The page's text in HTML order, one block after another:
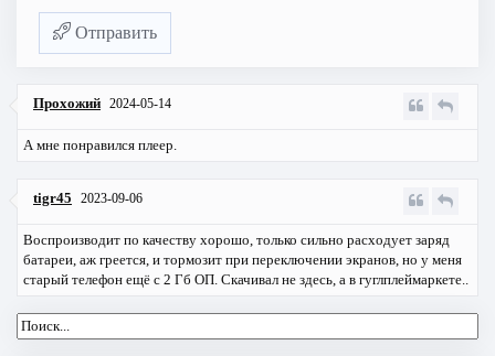
Отправить
Прохожий 2024-05-14
А мне понравился плеер.
tigr45 2023-09-06
Воспроизводит по качеству хорошо, только сильно расходует заряд
батареи, аж греется, и тормозит при переключении экранов, но у меня
старый телефон ещё с 2 Гб ОП. Скачивал не здесь, а в гуглплеймаркете..